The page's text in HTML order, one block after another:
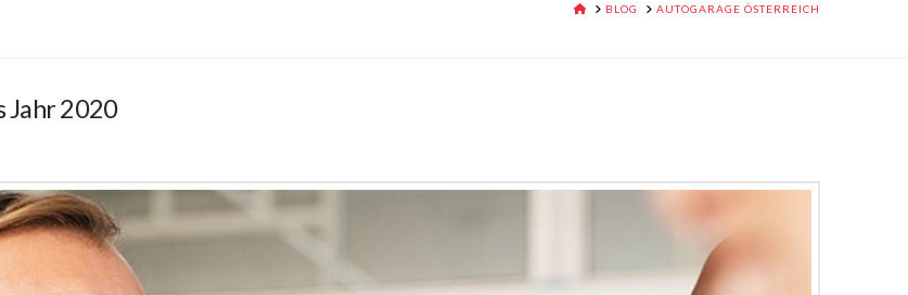
HOME
BLOG AUTOGARAGE ÖSTERREICH
Jahr 2020